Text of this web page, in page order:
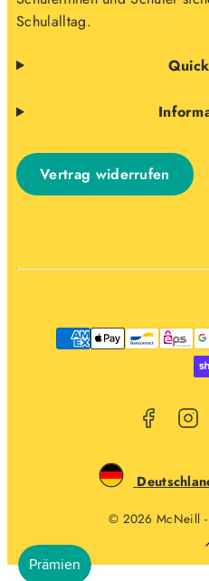
Schulalltag.
Vertrag widerrufen
Facebook
Instagram
Pinterest
YouTube
© 2026 McNeill -